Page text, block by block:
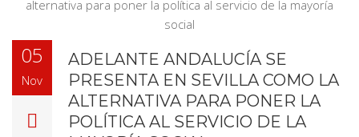
05
Nov
ADELANTE ANDALUCÍA SE
PRESENTA EN SEVILLA COMO LA
ALTERNATIVA PARA PONER LA
POLÍTICA AL SERVICIO DE LA